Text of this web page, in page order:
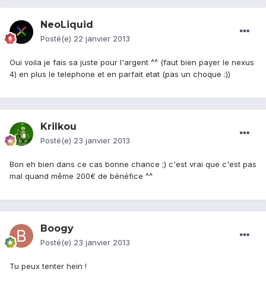
NeoLiquid
Posté(e) 22 janvier 2013
Oui voila je fais sa juste pour l'argent ^^ (faut bien payer le nexus
4) en plus le telephone et en parfait etat (pas un choque :))
Krilkou
Posté(e) 23 janvier 2013
Bon eh bien dans ce cas bonne chance ;) c'est vrai que c'est pas
mal quand même 200€ de bénéfice ^^
Boogy
Posté(e) 23 janvier 2013
Tu peux tenter hein !